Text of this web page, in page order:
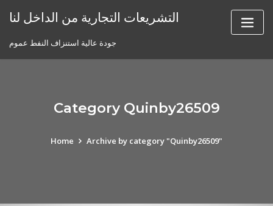
التشريعات التجارية من الداخل لنا
جودة عالية استنزاف النفط عموم
Category Quinby26509
Home Archive by category "Quinby26509"